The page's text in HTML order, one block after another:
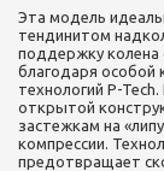
Эта модель
тендинитом
поддержку колена
благодаря особой
технологий P-
открытой
застежкам на
компрессии.
предотвращает